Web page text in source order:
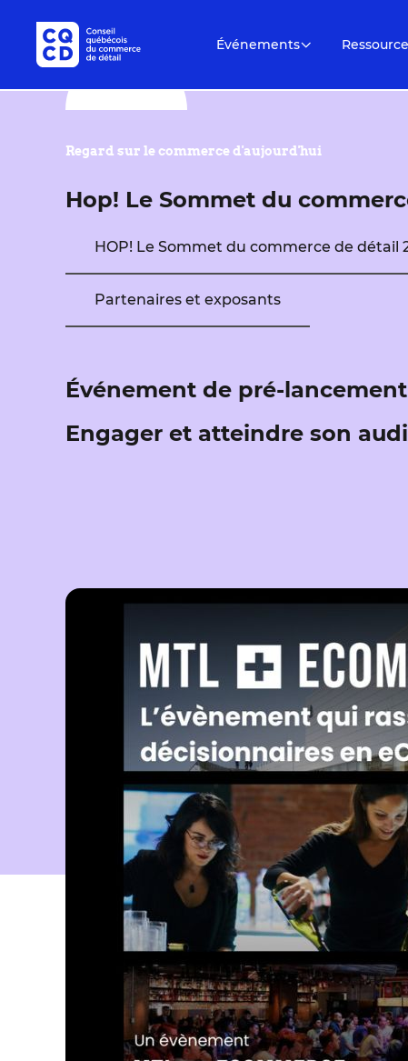
Événements
Regard sur le commerce d'aujourd'hui
Hop! Le Sommet du
HOP! Le Sommet du commerce de détail
Partenaires et exposants
Événement de pré-
Engager et atteindre son